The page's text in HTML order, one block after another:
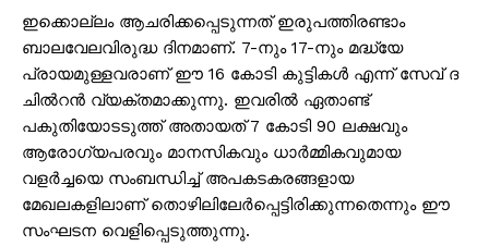
ഇക്കൊല്ലം ആചരിക്കപ്പെടുന്നത് ഇരുപത്തിരണ്ടാം
ബാലവേലവിരുദ്ധ ദിനമാണ്. 7-നും 17-നും മദ്ധ്യേ
പ്രായമുള്ളവരാണ് ഈ 16 കോടി കുട്ടികൾ എന്ന് സേവ് ദ
ചിൽറൻ വ്യക്തമാക്കുന്നു. ഇവരിൽ ഏതാണ്ട്
പകുതിയോടടുത്ത് അതായത് 7 കോടി 90 ലക്ഷവും
ആരോഗ്യപരവും മാനസികവും ധാർമ്മികവുമായ
വളർച്ചയെ സംബന്ധിച്ച് അപകടകരങ്ങളായ
മേഖലകളിലാണ് തൊഴിലിലേർപ്പെട്ടിരിക്കുന്നതെന്നും ഈ
സംഘടന വെളിപ്പെടുത്തുന്നു.